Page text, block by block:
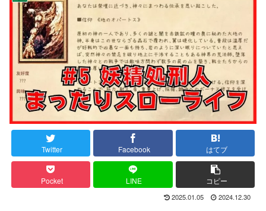
Twitter Facebook はてブ
Pocket LINE コピー
2025.01.05 2024.12.30